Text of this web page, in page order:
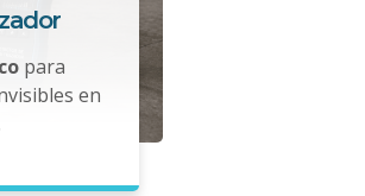
para
en